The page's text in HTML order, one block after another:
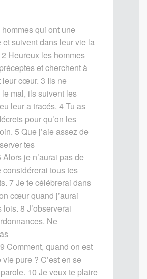
qui ont une
suivent dans leur vie la
2 Heureux les hommes
et cherchent à
leur cœur. 3 Ils ne
mal, ils suivent les
leur a tracés. 4Tu as
pour qu’on les
5 Que j’aie assez de
tes
Alors je n’aurai pas de
tous tes
7Je te célébrerai dans
cœur quand j’aurai
lois. 8 J’observerai
Ne
9 Comment, quand on est
pure ? C’est en se
10 Je veux te plaire